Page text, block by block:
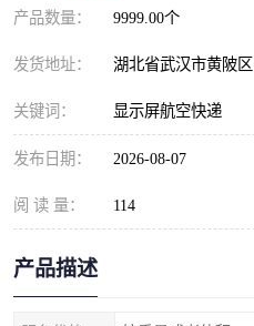
产品数量： 9999.00个
发货地址： 湖北省武汉市黄陂区
关键词： 显示屏航空快递
发布日期： 2026-08-07
阅 读 量： 114
产品描述